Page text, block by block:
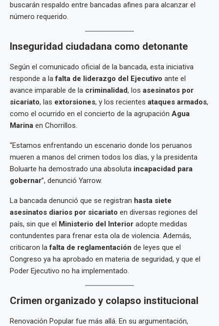
buscarán respaldo entre bancadas afines para alcanzar el
número requerido.
Inseguridad ciudadana como detonante
Según el comunicado oficial de la bancada, esta iniciativa
responde a lafalta de liderazgo del Ejecutivo ante el
avance imparable de la criminalidad, los asesinatos por
sicariato, las extorsiones, y los recientes ataques armados,
como el ocurrido en el concierto de la agrupación Agua
Marina en Chorrillos.
“Estamos enfrentando un escenario donde los peruanos
mueren a manos del crimen todos los días, y la presidenta
Boluarte ha demostrado una absoluta incapacidad para
gobernar”, denunció Yarrow.
La bancada denunció que se registran hasta siete
asesinatos diarios por sicariato en diversas regiones del
país, sin que el Ministerio del Interior adopte medidas
contundentes para frenar esta ola de violencia. Además,
criticaron lafalta de reglamentación de leyes que el
Congreso ya ha aprobado en materia de seguridad, y que el
Poder Ejecutivo no ha implementado.
Crimen organizado y colapso institucional
Renovación Popular fue más allá. En su argumentación,